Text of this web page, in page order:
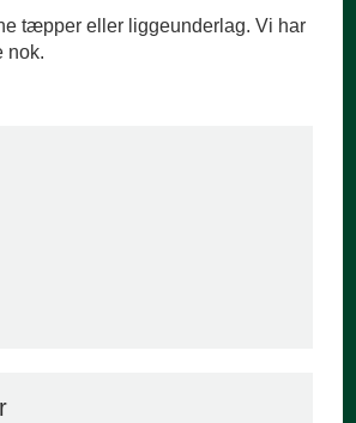
tæpper eller liggeunderlag. Vi har
nok.